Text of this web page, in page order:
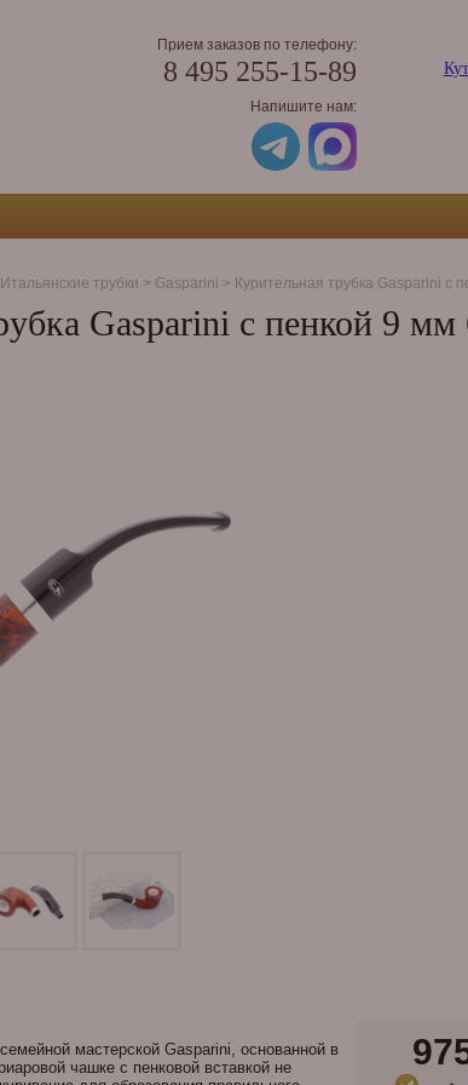
Прием заказов по телефону:
8 495 255-15-89
Напишите нам:
Итальянские трубки > Gasparini > Курительная трубка Gasparini с
Gasparini с пенкой 9 мм
мастерской Gasparini, основанной в
чашке с пенковой вставкой не